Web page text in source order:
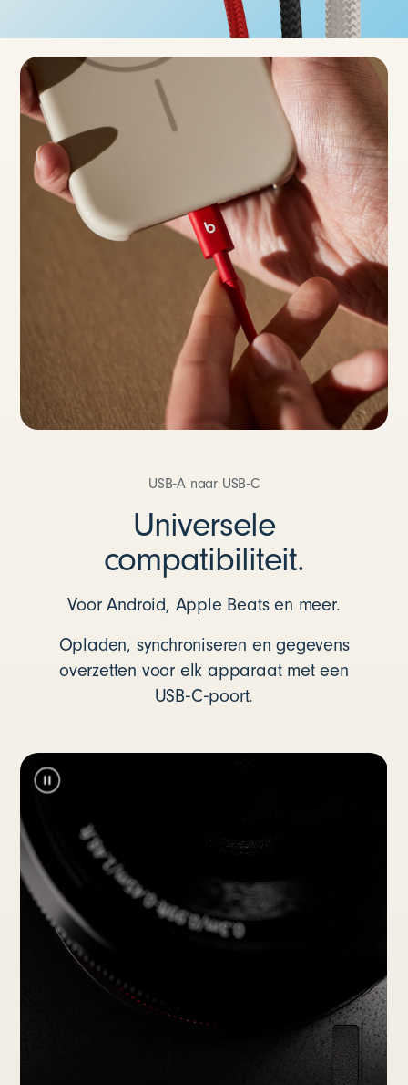
USB‑A naar USB‑C
Universele
compatibiliteit.
Voor Android, Apple Beats en meer.
Opladen, synchroniseren en gegevens
overzetten voor elk apparaat met een
USB‑C‑poort.